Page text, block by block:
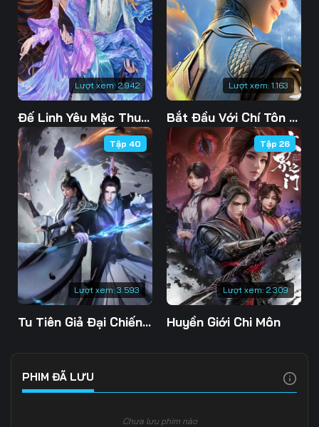
Lượt xem:2.942
Đế Linh Yêu Mặc Thuỷ Linh Lung
Lượt xem: 1.163
Bắt Đầu Với Chí Tôn Đan Điền
Lượt xem: 3.593
Tập 40
Tu Tiên Giả Đại Chiến Siêu Năng Lực 3D
Lượt xem: 2.309
Tập 26
Huyền Giới Chi Môn
PHIM ĐÃ LƯU
Chưa lưu phim nào